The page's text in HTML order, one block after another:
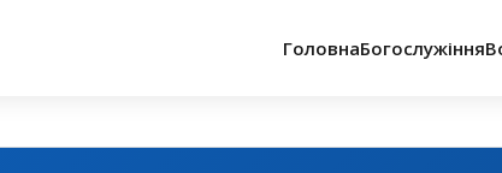
ГоловнаБогослужіння